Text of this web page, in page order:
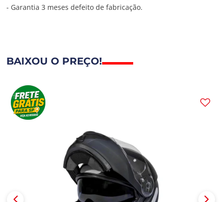
- Garantia 3 meses defeito de fabricação.
BAIXOU O PREÇO!